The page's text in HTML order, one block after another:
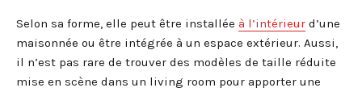
Selon sa forme, elle peut être installée à l’intérieur d’une
maisonnée ou être intégrée à un espace extérieur. Aussi,
il n’est pas rare de trouver des modèles de taille réduite
mise en scène dans un living room pour apporter une